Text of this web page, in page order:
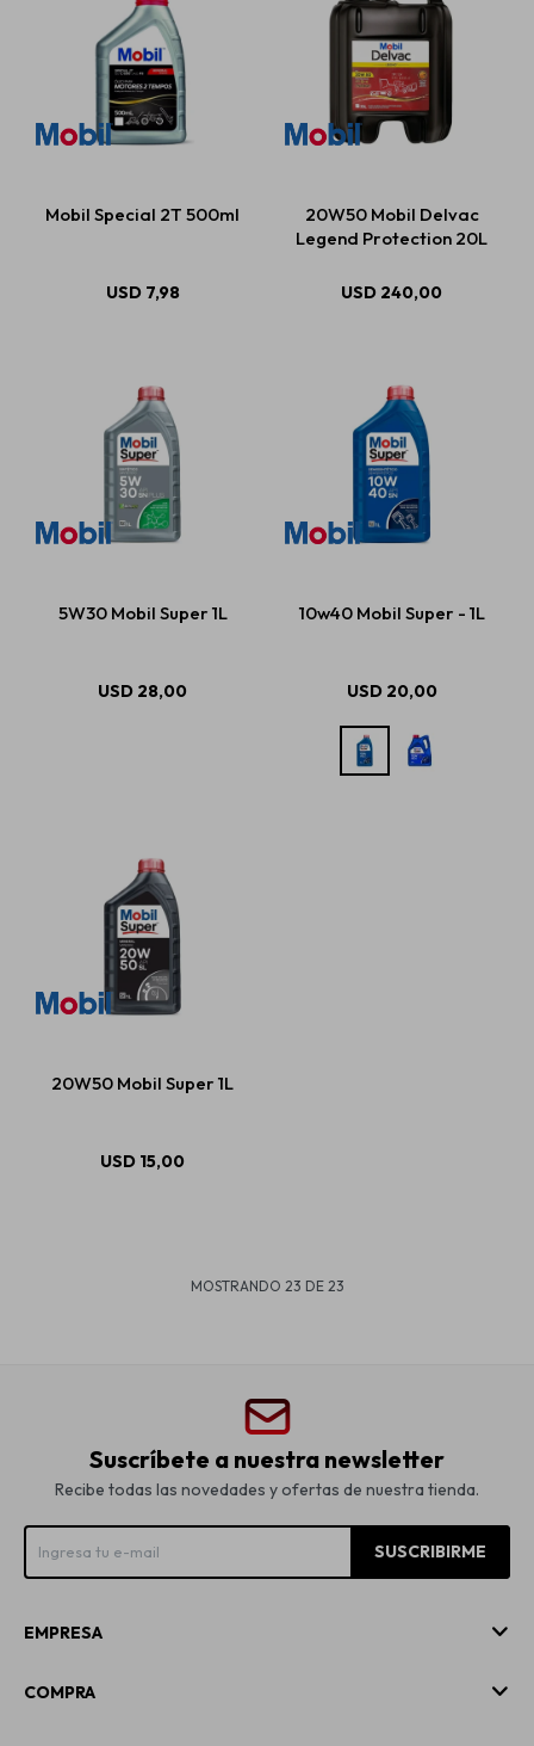
Mobil Special 2T 500ml
USD 7,98
20W50 Mobil Delvac
Legend Protection 20L
USD 240,00
5W30 Mobil Super 1L
USD 28,00
10w40 Mobil Super - 1L
USD 20,00
20W50 Mobil Super 1L
USD 15,00
MOSTRANDO 23 DE 23
Suscríbete a nuestra newsletter
Recibe todas las novedades y ofertas de nuestra tienda.
SUSCRIBIRME
EMPRESA
COMPRA